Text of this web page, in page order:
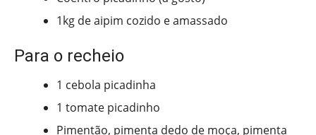
1kg de aipim cozido e amassado
Para o recheio
1 cebola picadinha
1 tomate picadinho
Pimentão, pimenta dedo de moça, pimenta